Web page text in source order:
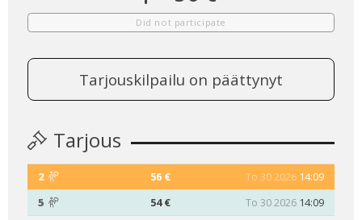
Did not participate
Tarjouskilpailu on päättynyt
Tarjous
2 56 € To 30 2026 14:09
5
54 € To 30 2026 14:09